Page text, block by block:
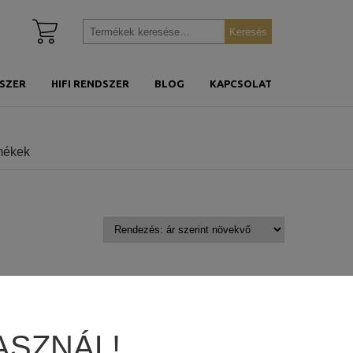
HIFI RENDSZER BLOG KAPCSOLAT
Kosár
Keresés
Keresés